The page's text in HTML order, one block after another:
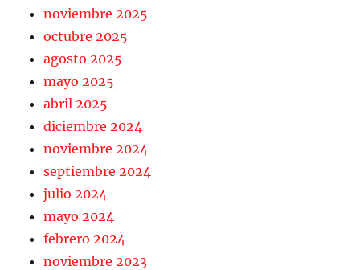
noviembre 2025
octubre 2025
agosto 2025
mayo 2025
abril 2025
diciembre 2024
noviembre 2024
septiembre 2024
julio 2024
mayo 2024
febrero 2024
noviembre 2023